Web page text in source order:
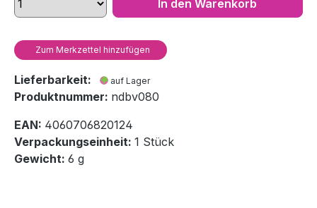
In den Warenkorb
Zum Merkzettel hinzufügen
Lieferbarkeit: auf Lager
Produktnummer: ndbv080
EAN: 4060706820124
Verpackungseinheit: 1 Stück
Gewicht: 6 g